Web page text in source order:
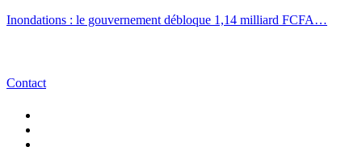
Inondations : le gouvernement débloque 1,14 milliard FCFA…
Contact